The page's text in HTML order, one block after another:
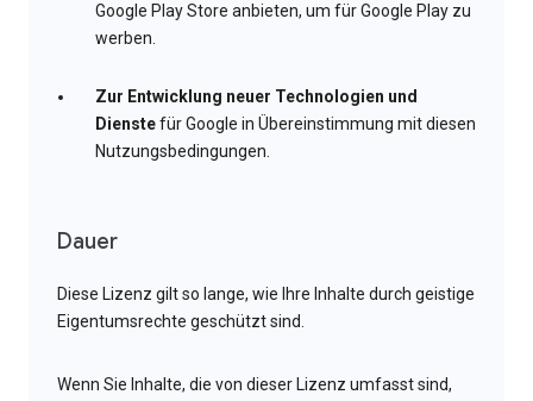
Google Play Store anbieten, um für Google Play zu
werben.
Zur Entwicklung neuer Technologien und
Dienstefür Google in Übereinstimmung mit diesen
Nutzungsbedingungen.
Dauer
Diese Lizenz gilt so lange, wie Ihre Inhalte durch geistige
Eigentumsrechte geschützt sind.
Wenn Sie Inhalte, die von dieser Lizenz umfasst sind,